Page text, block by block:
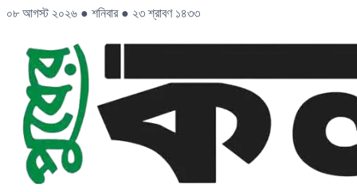
০৮ আগস্ট ২০২৬ ● শনিবার ● ২৩ শ্রাবণ ১৪৩৩